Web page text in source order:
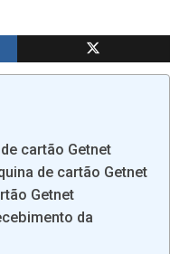
cartão Getnet
de cartão Getnet
Getnet
da